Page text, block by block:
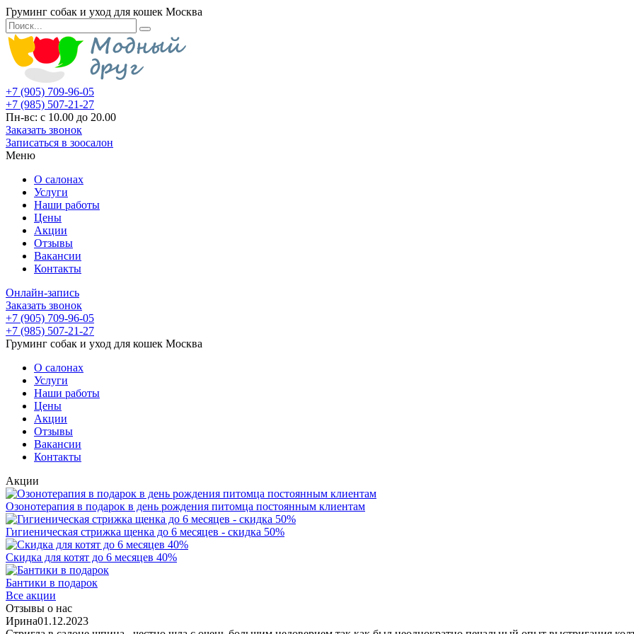
Груминг собак и уход для кошек Москва
+7 (905) 709-96-05
+7 (985) 507-21-27
Пн-вс: с 10.00 до 20.00
Заказать звонок
Записаться в зоосалон
Меню
О салонах
Услуги
Наши работы
Цены
Акции
Отзывы
Вакансии
Контакты
Онлайн-запись
Заказать звонок
+7 (905) 709-96-05
+7 (985) 507-21-27
Груминг собак и уход для кошек Москва
О салонах
Услуги
Наши работы
Цены
Акции
Отзывы
Вакансии
Контакты
Акции
Озонотерапия в подарок в день рождения питомца постоянным клиентам
Гигиеническая стрижка щенка до 6 месяцев - скидка 50%
Скидка для котят до 6 месяцев 40%
Бантики в подарок
Все акции
Отзывы о нас
Ирина01.12.2023